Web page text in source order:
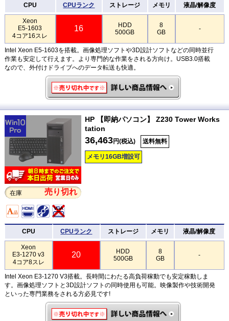
CPU CPUランク ストレージ メモリ 液晶/解像度
Xeon
E5-1603
4コア16スレ
16
HDD
500GB
8
GB
-
Intel Xeon E5-1603を搭載。画像処理ソフトや3D設計ソフトなどの同時並行
作業も安定して行えます。より専門的な作業をされる方向け。USB3.0搭載
なので、外付けドライブへのデータ転送も快適。
在庫 売り切れ
HP 【即納パソコン】 Z230 Tower Works
tation
36,463円(税込) 送料無料
メモリ16GB増設可
CPU CPUランク ストレージ メモリ 液晶/解像度
Xeon
E3-1270 v3
4コア8スレ
20
HDD
500GB
8
GB
-
Intel Xeon E3-1270 V3搭載。長時間にわたる高負荷稼動でも安定稼動しま
す。画像処理ソフトと3D設計ソフトの同時使用も可能。映像製作や技術開発
といった専門業務をされる方必見です!